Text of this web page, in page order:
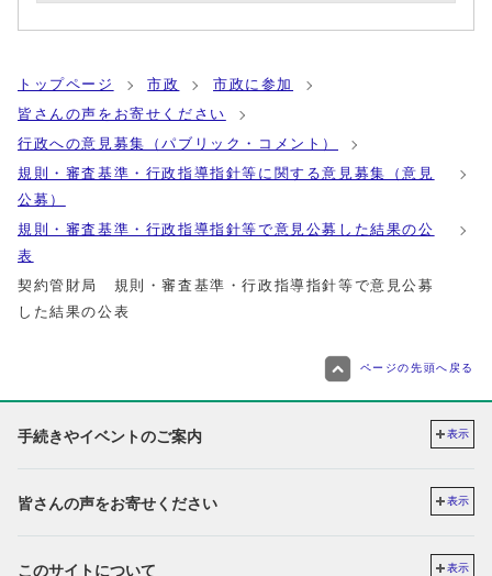
トップページ 市政
市政に参加
皆さんの声をお寄せください
行政への意見募集（パブリック・コメント）
規則・審査基準・行政指導指針等に関する意見募集（意見
公募）
規則・審査基準・行政指導指針等で意見公募した結果の公
表
契約管財局 規則・審査基準・行政指導指針等で意見公募
した結果の公表
ページの先頭へ戻る
手続きやイベントのご案内 表示
皆さんの声をお寄せください 表示
このサイトについて 表示